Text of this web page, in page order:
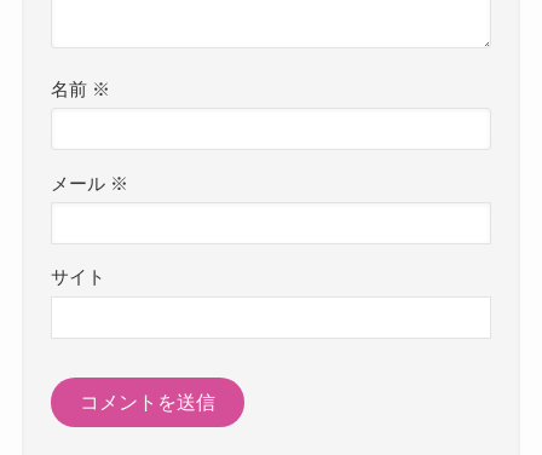
名前 ※
メール ※
サイト